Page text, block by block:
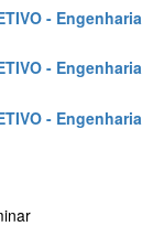
- Engenharia
- Engenharia
- Engenharia